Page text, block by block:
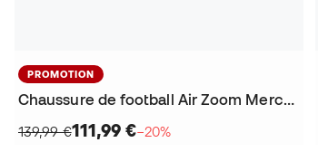
PROMOTION
Chaussure de football Air Zoom Mercurial Vapor 17 Pro Turf
139,99 €111,99 €−20%